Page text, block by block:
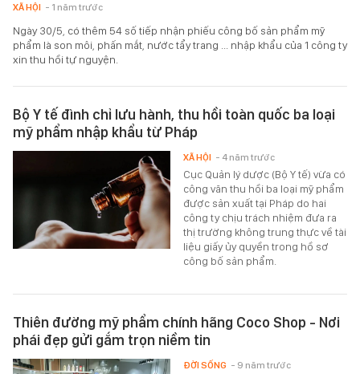
XÃ HỘI - 1 năm trước
Ngày 30/5, có thêm 54 số tiếp nhận phiếu công bố sản phẩm mỹ
phẩm là son môi, phấn mắt, nước tẩy trang ... nhập khẩu của 1 công ty
xin thu hồi tự nguyện.
Bộ Y tế đình chỉ lưu hành, thu hồi toàn quốc ba loại
mỹ phẩm nhập khẩu từ Pháp
Cục Quản lý dược (Bộ Y tế) vừa có
công văn thu hồi ba loại mỹ phẩm
được sản xuất tại Pháp do hai
công ty chịu trách nhiệm đưa ra
thị trường không trung thực về tài
liệu giấy ủy quyền trong hồ sơ
công bố sản phẩm.
XÃ HỘI - 4 năm trước
Thiên đường mỹ phẩm chính hãng Coco Shop - Nơi
phái đẹp gửi gắm trọn niềm tin
ĐỜI SỐNG - 9 năm trước